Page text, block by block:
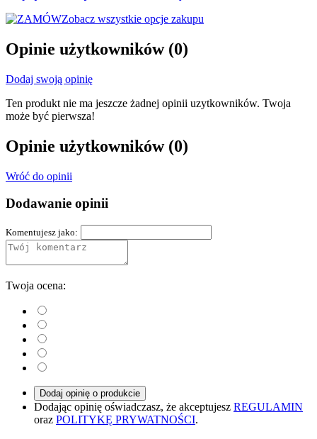
Zobacz wszystkie opcje zakupu
Opinie użytkowników (0)
Dodaj swoją opinię
Ten produkt nie ma jeszcze żadnej opinii uzytkowników. Twoja
może być pierwsza!
Opinie użytkowników (0)
Wróć do opinii
Dodawanie opinii
Komentujesz jako:
Twoja ocena:
Dodaj opinię o produkcie
Dodając opinię oświadczasz, że akceptujesz REGULAMIN
oraz POLITYKĘ PRYWATNOŚCI.